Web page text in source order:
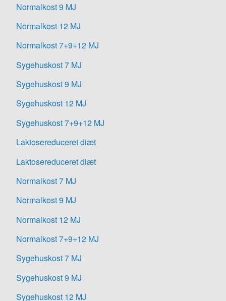
Normalkost 9 MJ
Normalkost 12 MJ
Normalkost 7+9+12 MJ
Sygehuskost 7 MJ
Sygehuskost 9 MJ
Sygehuskost 12 MJ
Sygehuskost 7+9+12 MJ
Laktosereduceret diæt
Laktosereduceret diæt
Normalkost 7 MJ
Normalkost 9 MJ
Normalkost 12 MJ
Normalkost 7+9+12 MJ
Sygehuskost 7 MJ
Sygehuskost 9 MJ
Sygehuskost 12 MJ